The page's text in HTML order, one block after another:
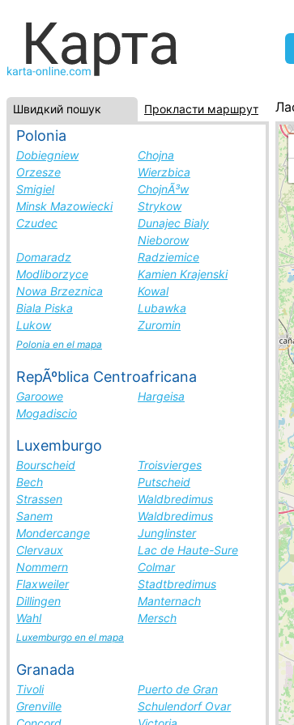
Швидкий пошук Прокласти маршрут
Polonia
Dobiegniew
Chojna
Orzesze
Wierzbica
Smigiel
ChojnÃ³w
Minsk Mazowiecki
Strykow
Czudec
Dunajec Bialy
Nieborow
Domaradz
Radziemice
Modliborzyce
Kamien Krajenski
Nowa Brzeznica
Kowal
Biala Piska
Lubawka
Lukow
Zuromin
Polonia en el mapa
RepÃºblica Centroafricana
Garoowe
Hargeisa
Mogadiscio
Luxemburgo
Bourscheid
Troisvierges
Bech
Putscheid
Strassen
Waldbredimus
Sanem
Waldbredimus
Mondercange
Junglinster
Clervaux
Lac de Haute-Sure
Nommern
Colmar
Flaxweiler
Stadtbredimus
Dillingen
Manternach
Wahl
Mersch
Luxemburgo en el mapa
Granada
Tivoli
Puerto de Gran
Grenville
Schulendorf Ovar